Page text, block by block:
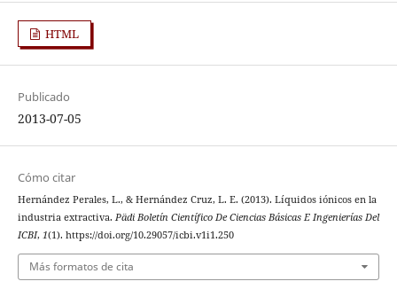
HTML
Publicado
2013-07-05
Cómo citar
Hernández Perales, L., & Hernández Cruz, L. E. (2013). Líquidos iónicos en la
industria extractiva. Pädi Boletín Científico De Ciencias Básicas E Ingenierías Del
ICBI, 1(1). https://doi.org/10.29057/icbi.v1i1.250
Más formatos de cita